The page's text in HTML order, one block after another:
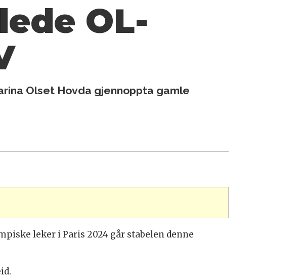
OL-
Olset Hovda gjennoppta gamle
leker i Paris 2024 går stabelen denne